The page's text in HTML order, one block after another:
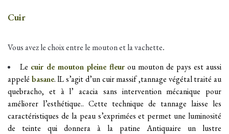
Cuir
Vous avez le choix entre le mouton et la vachette.
Le cuir de mouton pleine fleur ou mouton de pays est aussi
appelé basane. lL s’agit d’un cuir massif ,tannage végétal traité au
quebracho, et à l’ acacia sans intervention mécanique pour
améliorer l’esthétique.. Cette technique de tannage laisse les
caractéristiques de la peau s’exprimées et permet une luminosité
de teinte qui donnera à la patine Antiquaire un lustre